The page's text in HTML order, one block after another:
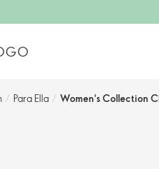
/ Para Ella / Women's Collection